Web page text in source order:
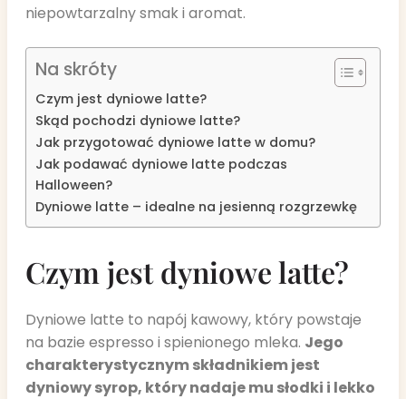
niepowtarzalny smak i aromat.
Na skróty
Czym jest dyniowe latte?
Skąd pochodzi dyniowe latte?
Jak przygotować dyniowe latte w domu?
Jak podawać dyniowe latte podczas
Halloween?
Dyniowe latte – idealne na jesienną rozgrzewkę
Czym jest dyniowe latte?
Dyniowe latte to napój kawowy, który powstaje
na bazie espresso i spienionego mleka. Jego
charakterystycznym składnikiem jest
dyniowy syrop, który nadaje mu słodki i lekko